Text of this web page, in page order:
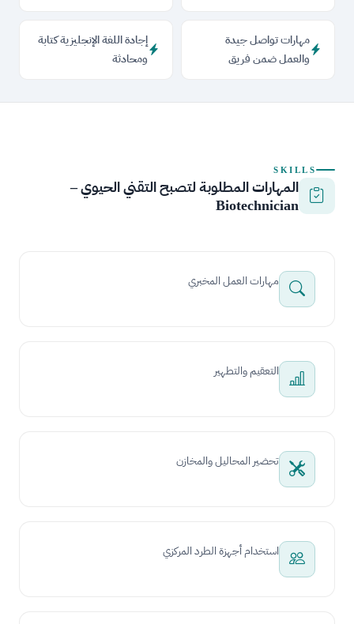
مهارات تواصل جيدة
والعمل ضمن فريق
إجادة اللغة الإنجليزية كتابة
ومحادثة
SKILLS
المهارات المطلوبة لتصبح التقني الحيوي –
Biotechnician
مهارات العمل المخبري
التعقيم والتطهير
تحضير المحاليل والمخازن
استخدام أجهزة الطرد المركزي